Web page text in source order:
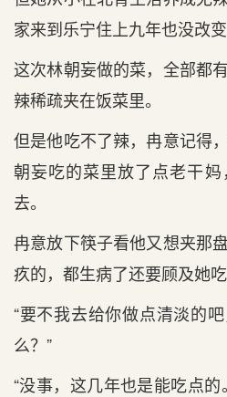
家来到乐宁住上九年也没改变
这次林朝妄做的菜，全部都
辣稀疏夹在饭菜里。
但是他吃不了辣，冉意记得
朝妄吃的菜里放了点老干
去。
冉意放下筷子看他又想夹那
疚的，都生病了还要顾及她吃
“要不我去给你做点清淡的
么？”
“没事，这几年也是能吃点